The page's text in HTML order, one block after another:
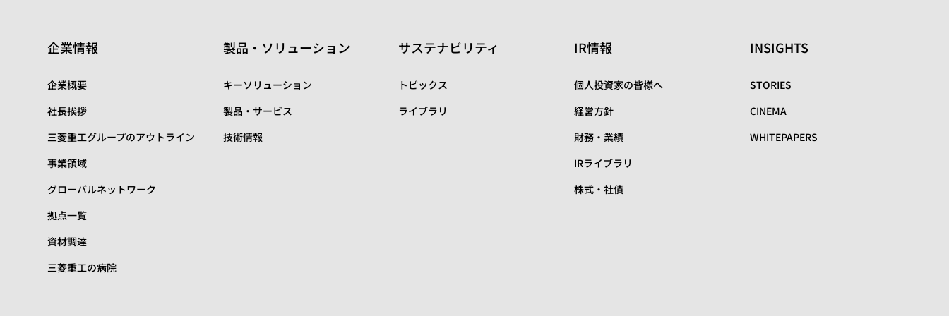
企業情報
企業概要
社長挨拶
三菱重工グループのアウトライン
事業領域
グローバルネットワーク
拠点一覧
資材調達
三菱重工の病院
製品・ソリューション
キーソリューション
製品・サービス
技術情報
サステナビリティ
トピックス
ライブラリ
IR情報
個人投資家の皆様へ
経営方針
財務・業績
IRライブラリ
株式・社債
INSIGHTS
STORIES
CINEMA
WHITEPAPERS